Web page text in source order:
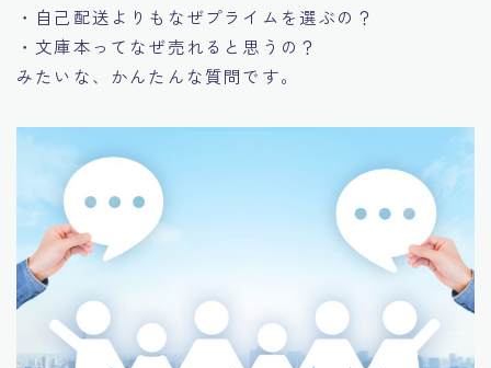
・自己配送よりもなぜプライムを選ぶの？
・文庫本ってなぜ売れると思うの？
みたいな、かんたんな質問です。